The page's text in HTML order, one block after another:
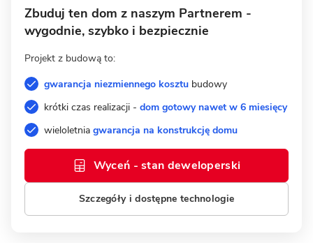
Zbuduj ten dom z naszym Partnerem -
wygodnie, szybko i bezpiecznie
Projekt z budową to:
gwarancja niezmiennego kosztu budowy
krótki czas realizacji - dom gotowy nawet w 6 miesięcy
wieloletnia gwarancja na konstrukcję domu
Szczegóły i dostępne technologie
Wyceń - stan deweloperski